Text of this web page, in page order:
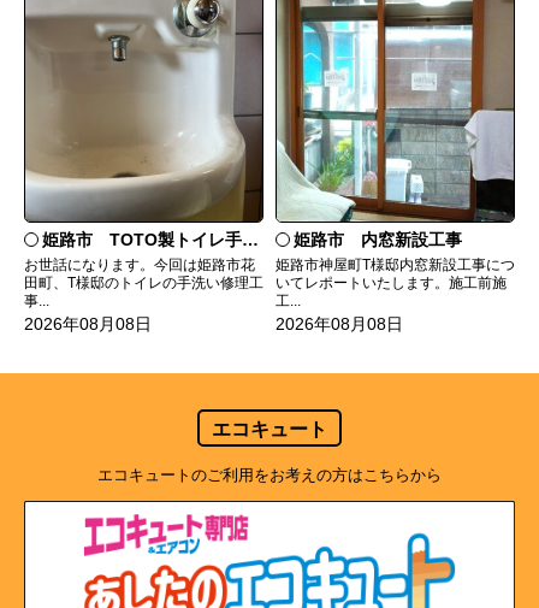
姫路市 TOTO製トイレ手洗いの水漏れ修理
お世話になります。今回は姫路市花
田町、T様邸のトイレの手洗い修理工
事...
2026年08月08日
姫路市 内窓新設工事
姫路市神屋町T様邸内窓新設工事につ
いてレポートいたします。施工前施
工...
2026年08月08日
エコキュート
エコキュートのご利用をお考えの方はこちらから